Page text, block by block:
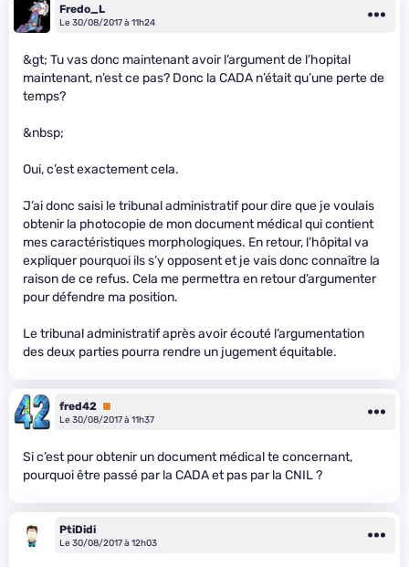
Fredo_L
Le 30/08/2017 à 11h24
&gt; Tu vas donc maintenant avoir l’argument de l’hopital
maintenant, n’est ce pas? Donc la CADA n’était qu’une perte de
temps?
&nbsp;
Oui, c’est exactement cela.
J’ai donc saisi le tribunal administratif pour dire que je voulais
obtenir la photocopie de mon document médical qui contient
mes caractéristiques morphologiques. En retour, l’hôpital va
expliquer pourquoi ils s’y opposent et je vais donc connaître la
raison de ce refus. Cela me permettra en retour d’argumenter
pour défendre ma position.
Le tribunal administratif après avoir écouté l’argumentation
des deux parties pourra rendre un jugement équitable.
fred42 Premium
Le 30/08/2017 à 11h37
Si c’est pour obtenir un document médical te concernant,
pourquoi être passé par la CADA et pas par la CNIL ?
PtiDidi
Le 30/08/2017 à 12h03